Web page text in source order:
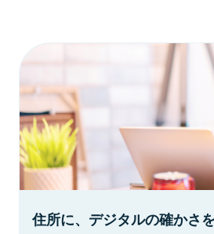
住所に、デジタルの確かさを